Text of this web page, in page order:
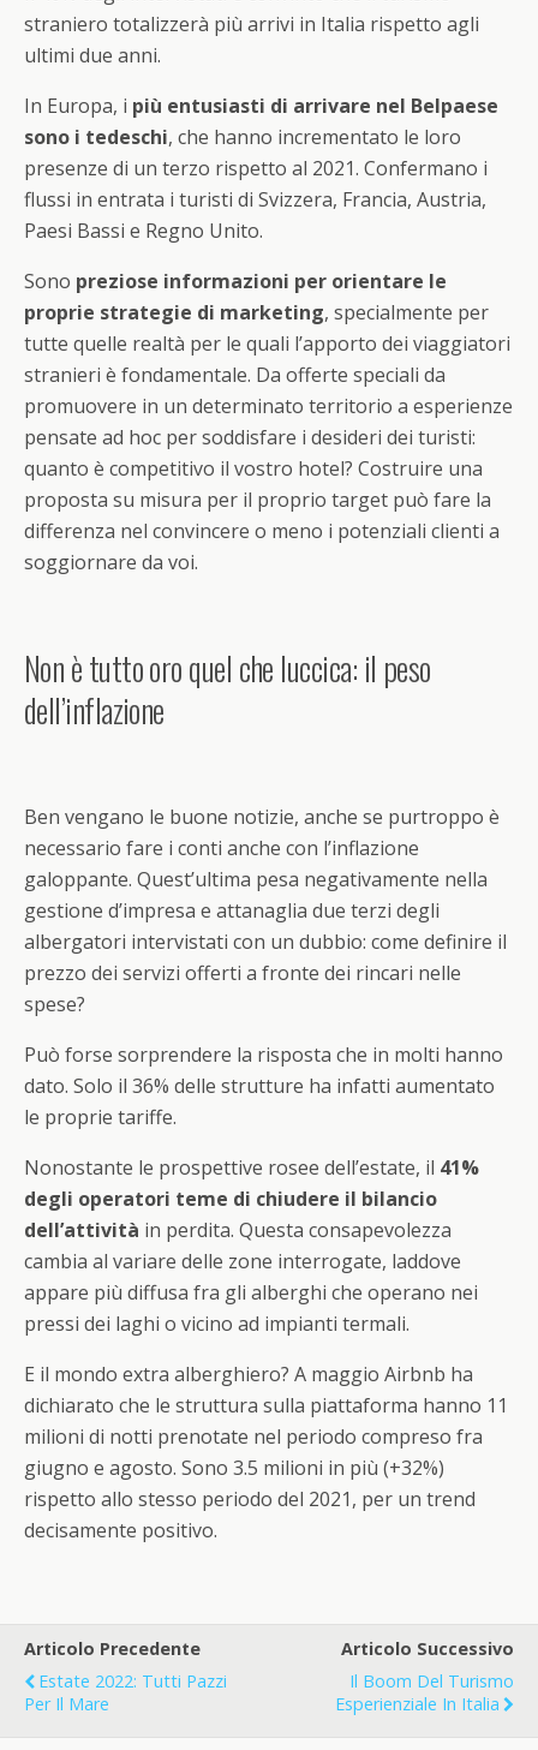
straniero totalizzerà più arrivi in Italia rispetto agli
ultimi due anni.
In Europa, i più entusiasti di arrivare nel Belpaese
sono i tedeschi, che hanno incrementato le loro
presenze di un terzo rispetto al 2021. Confermano i
flussi in entrata i turisti di Svizzera, Francia, Austria,
Paesi Bassi e Regno Unito.
Sono preziose informazioni per orientare le
proprie strategie di marketing, specialmente per
tutte quelle realtà per le quali l’apporto dei viaggiatori
stranieri è fondamentale. Da offerte speciali da
promuovere in un determinato territorio a esperienze
pensate ad hoc per soddisfare i desideri dei turisti:
quanto è competitivo il vostro hotel? Costruire una
proposta su misura per il proprio target può fare la
differenza nel convincere o meno i potenziali clienti a
soggiornare da voi.
Non è tutto oro quel che luccica: il peso
dell’inflazione
Ben vengano le buone notizie, anche se purtroppo è
necessario fare i conti anche con l’inflazione
galoppante. Quest’ultima pesa negativamente nella
gestione d’impresa e attanaglia due terzi degli
albergatori intervistati con un dubbio: come definire il
prezzo dei servizi offerti a fronte dei rincari nelle
spese?
Può forse sorprendere la risposta che in molti hanno
dato. Solo il 36% delle strutture ha infatti aumentato
le proprie tariffe.
Nonostante le prospettive rosee dell’estate, il 41%
degli operatori teme di chiudere il bilancio
dell’attività in perdita. Questa consapevolezza
cambia al variare delle zone interrogate, laddove
appare più diffusa fra gli alberghi che operano nei
pressi dei laghi o vicino ad impianti termali.
E il mondo extra alberghiero? A maggio Airbnb ha
dichiarato che le struttura sulla piattaforma hanno 11
milioni di notti prenotate nel periodo compreso fra
giugno e agosto. Sono 3.5 milioni in più (+32%)
rispetto allo stesso periodo del 2021, per un trend
decisamente positivo.
Articolo Precedente
Estate 2022: Tutti Pazzi
Per Il Mare
Articolo Successivo
Il Boom Del Turismo
Esperienziale In Italia